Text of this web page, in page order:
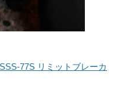
77S リミットブレーカ